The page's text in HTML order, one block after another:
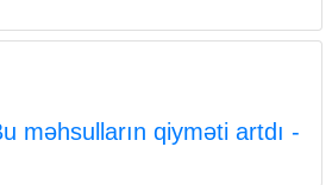
məhsulların qiyməti artdı -